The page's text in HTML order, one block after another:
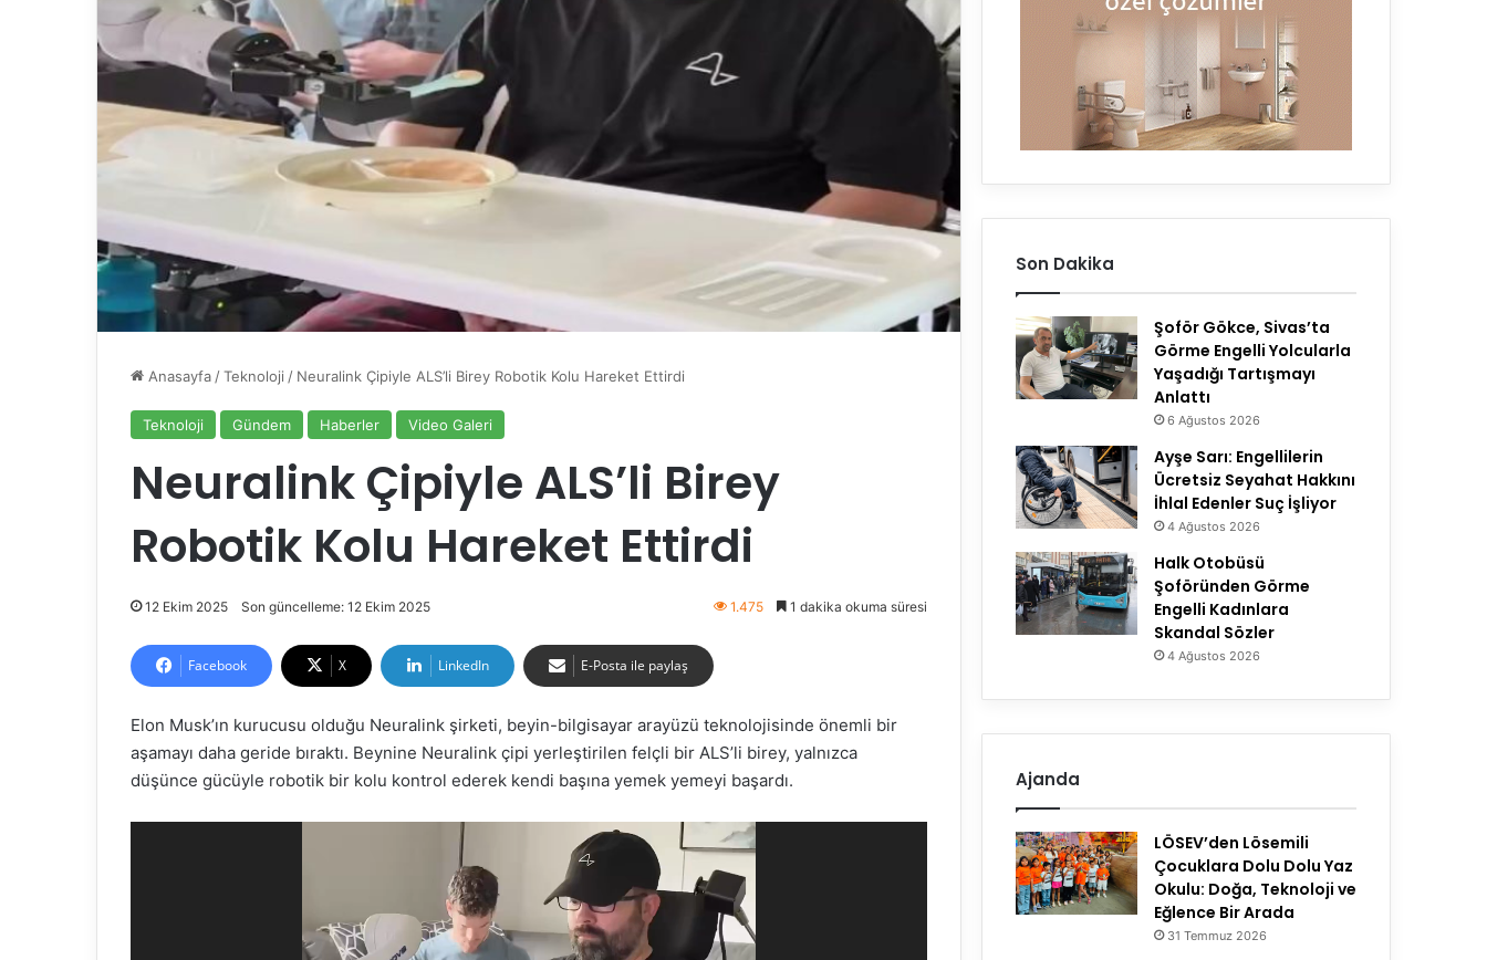
Anasayfa /Teknoloji / Neuralink Çipiyle ALS’li Birey Robotik Kolu Hareket Ettirdi
Teknoloji Gündem Haberler Video Galeri
Neuralink Çipiyle ALS’li Birey
Robotik Kolu Hareket Ettirdi
12 Ekim 2025 Son güncelleme: 12 Ekim 2025 1.475 1 dakika okuma süresi
Facebook X LinkedIn E-Posta ile paylaş
Elon Musk’ın kurucusu olduğu Neuralink şirketi, beyin-bilgisayar arayüzü teknolojisinde önemli bir
aşamayı daha geride bıraktı. Beynine Neuralink çipi yerleştirilen felçli bir ALS’li birey, yalnızca
düşünce gücüyle robotik bir kolu kontrol ederek kendi başına yemek yemeyi başardı.
Son Dakika
Şoför Gökce, Sivas’ta
Görme Engelli Yolcularla
Yaşadığı Tartışmayı
Anlattı
6 Ağustos 2026
Ayşe Sarı: Engellilerin
Ücretsiz Seyahat Hakkını
İhlal Edenler Suç İşliyor
4 Ağustos 2026
Halk Otobüsü
Şoföründen Görme
Engelli Kadınlara
Skandal Sözler
4 Ağustos 2026
Ajanda
LÖSEV’den Lösemili
Çocuklara Dolu Dolu Yaz
Okulu: Doğa, Teknoloji ve
Eğlence Bir Arada
31 Temmuz 2026